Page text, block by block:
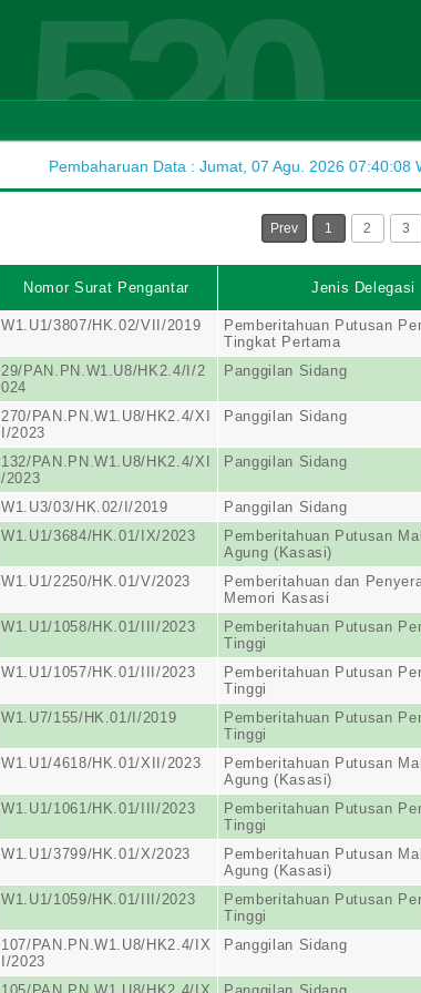
520
Pembaharuan Data : Jumat, 07 Agu. 2026 07:40:08
Prev 1 2 3
Nomor Surat Pengantar Jenis Delegasi
W1.U1/3807/HK.02/VII/2019
Pemberitahuan Putusan
Tingkat Pertama
29/PAN.PN.W1.U8/HK2.4/I/2
024
Panggilan Sidang
270/PAN.PN.W1.U8/HK2.4/XI
I/2023
Panggilan Sidang
132/PAN.PN.W1.U8/HK2.4/XI
/2023
Panggilan Sidang
W1.U3/03/HK.02/I/2019 Panggilan Sidang
W1.U1/3684/HK.01/IX/2023
Pemberitahuan Putusan
Agung (Kasasi)
W1.U1/2250/HK.01/V/2023
Pemberitahuan dan
Memori Kasasi
W1.U1/1058/HK.01/III/2023
Pemberitahuan Putusan
Tinggi
W1.U1/1057/HK.01/III/2023
Pemberitahuan Putusan
Tinggi
W1.U7/155/HK.01/I/2019
Pemberitahuan Putusan
Tinggi
W1.U1/4618/HK.01/XII/2023
Pemberitahuan Putusan
Agung (Kasasi)
W1.U1/1061/HK.01/III/2023
Pemberitahuan Putusan
Tinggi
W1.U1/3799/HK.01/X/2023
Pemberitahuan Putusan
Agung (Kasasi)
W1.U1/1059/HK.01/III/2023
Pemberitahuan Putusan
Tinggi
107/PAN.PN.W1.U8/HK2.4/IX
I/2023
Panggilan Sidang